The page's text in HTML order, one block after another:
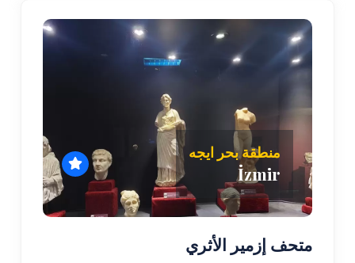
منطقة بحر ايجه
İzmir
متحف إزمير الأثري